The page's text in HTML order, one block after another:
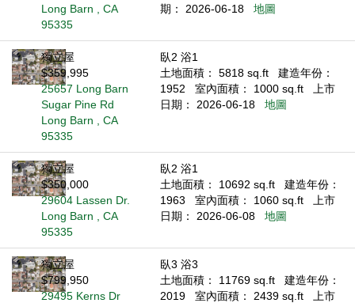
Long Barn , CA
95335
期： 2026-06-18
地圖
獨立屋
$359,995
25657 Long Barn
Sugar Pine Rd
Long Barn , CA
95335
臥2 浴1
土地面積： 5818 sq.ft
建造年份：
1952
室內面積： 1000 sq.ft
上市
日期： 2026-06-18
地圖
獨立屋
$350,000
29604 Lassen Dr.
Long Barn , CA
95335
臥2 浴1
土地面積： 10692 sq.ft
建造年份：
1963
室內面積： 1060 sq.ft
上市
日期： 2026-06-08
地圖
獨立屋
$799,950
29495 Kerns Dr
臥3 浴3
土地面積： 11769 sq.ft
建造年份：
2019
室內面積： 2439 sq.ft
上市